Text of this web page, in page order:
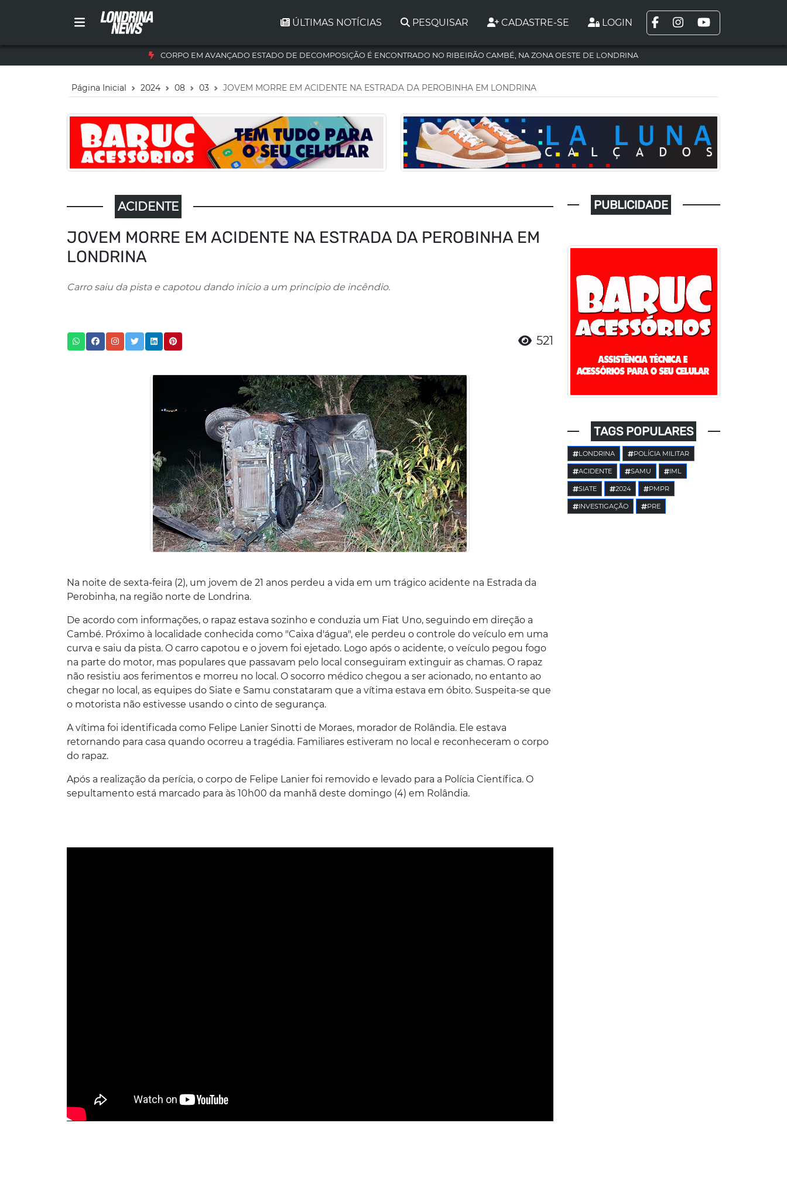
ÚLTIMAS NOTÍCIAS PESQUISAR CADASTRE-SE LOGIN
CORPO EM AVANÇADO ESTADO DE DECOMPOSIÇÃO É ENCONTRADO NO RIBEIRÃO CAMBÉ, NA ZONA OESTE DE LONDRINA
Página Inicial 2024 08 03 JOVEM MORRE EM ACIDENTE NA ESTRADA DA PEROBINHA EM LONDRINA
ACIDENTE
JOVEM MORRE EM ACIDENTE NA ESTRADA DA PEROBINHA EM
LONDRINA
Carro saiu da pista e capotou dando início a um princípio de incêndio.
521
Na noite de sexta-feira (2), um jovem de 21 anos perdeu a vida em um trágico acidente na Estrada da
Perobinha, na região norte de Londrina.
De acordo com informações, o rapaz estava sozinho e conduzia um Fiat Uno, seguindo em direção a
Cambé. Próximo à localidade conhecida como "Caixa d'água", ele perdeu o controle do veículo em uma
curva e saiu da pista. O carro capotou e o jovem foi ejetado. Logo após o acidente, o veículo pegou fogo
na parte do motor, mas populares que passavam pelo local conseguiram extinguir as chamas. O rapaz
não resistiu aos ferimentos e morreu no local. O socorro médico chegou a ser acionado, no entanto ao
chegar no local, as equipes do Siate e Samu constataram que a vítima estava em óbito. Suspeita-se que
o motorista não estivesse usando o cinto de segurança.
A vítima foi identificada como Felipe Lanier Sinotti de Moraes, morador de Rolândia. Ele estava
retornando para casa quando ocorreu a tragédia. Familiares estiveram no local e reconheceram o corpo
do rapaz.
Após a realização da perícia, o corpo de Felipe Lanier foi removido e levado para a Polícia Científica. O
sepultamento está marcado para às 10h00 da manhã deste domingo (4) em Rolândia.
PUBLICIDADE
TAGS POPULARES
LONDRINA POLÍCIA MILITAR
ACIDENTE SAMU IML
SIATE 2024 PMPR
INVESTIGAÇÃO PRE